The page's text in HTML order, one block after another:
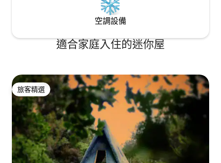
空調設備
適合家庭入住的迷你屋
旅客精選
旅客精選